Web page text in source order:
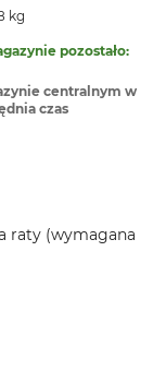
kg
pozostało:
centralnym w
czas
raty (wymagana